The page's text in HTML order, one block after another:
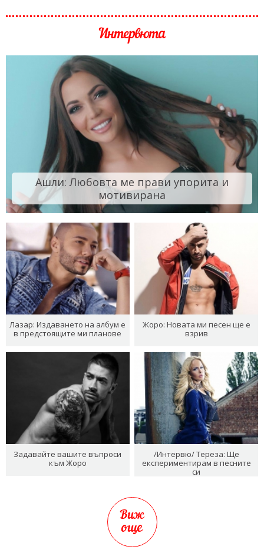
Интервюта
Ашли: Любовта ме прави упорита и
мотивирана
Лазар: Издаването на албум е
в предстоящите ми планове
Жоро: Новата ми песен ще е
взрив
Задавайте вашите въпроси
към Жоро
/Интервю/ Тереза: Ще
експериментирам в песните
си
Виж
още